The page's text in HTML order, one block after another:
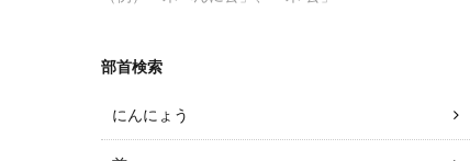
部首検索
にんにょう